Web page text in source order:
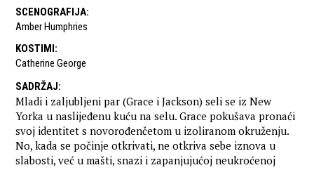
SCENOGRAFIJA:
Amber Humphries
KOSTIMI:
Catherine George
SADRŽAJ:
Mladi i zaljubljeni par (Grace i Jackson) seli se iz New
Yorka u naslijeđenu kuću na selu. Grace pokušava pronaći
svoj identitet s novorođenčetom u izoliranom okruženju.
No, kada se počinje otkrivati, ne otkriva sebe iznova u
slabosti, već u mašti, snazi i zapanjujućoj neukroćenoj